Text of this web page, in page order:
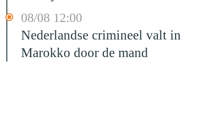
08/08 12:00
Nederlandse crimineel valt in
Marokko door de mand